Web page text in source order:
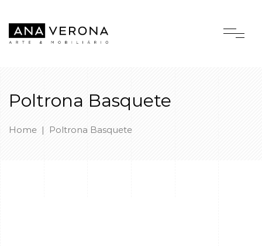
Poltrona Basquete
Home | Poltrona Basquete